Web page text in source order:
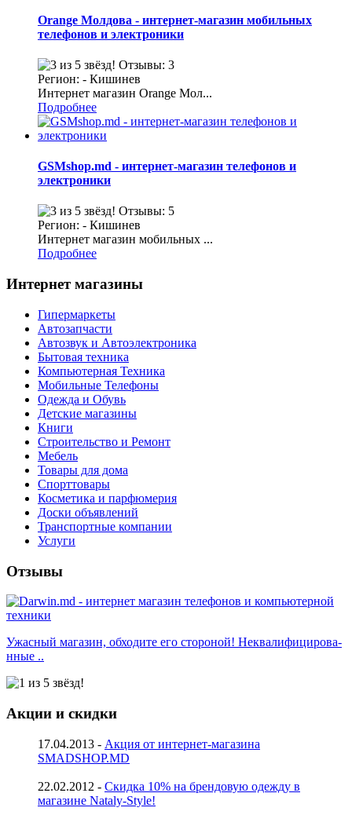
Orange Молдова - интернет-магазин мобильных
телефонов и электроники
Отзывы: 3
Регион: - Кишинев
Интернет магазин Orange Мол...
Подробнее
GSMshop.md - интернет-магазин телефонов и
электроники
Отзывы: 5
Регион: - Кишинев
Интернет магазин мобильных ...
Подробнее
Интернет магазины
Гипермаркеты
Автозапчасти
Автозвук и Автоэлектроника
Бытовая техника
Компьютерная Техника
Мобильные Телефоны
Одежда и Обувь
Детские магазины
Книги
Строительство и Ремонт
Мебель
Товары для дома
Спорттовары
Косметика и парфюмерия
Доски объявлений
Транспортные компании
Услуги
Отзывы
Ужасный магазин, обходите его стороной! Неквалифицирова-
нные ..
Акции и скидки
17.04.2013 - Акция от интернет-магазина
SMADSHOP.MD
22.02.2012 - Скидка 10% на брендовую одежду в
магазине Nataly-Style!